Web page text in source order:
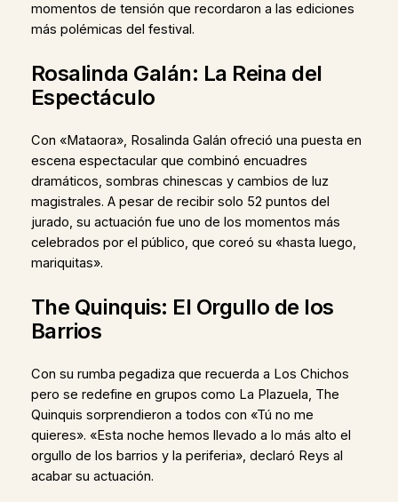
momentos de tensión que recordaron a las ediciones
más polémicas del festival.
Rosalinda Galán: La Reina del
Espectáculo
Con «Mataora», Rosalinda Galán ofreció una puesta en
escena espectacular que combinó encuadres
dramáticos, sombras chinescas y cambios de luz
magistrales. A pesar de recibir solo 52 puntos del
jurado, su actuación fue uno de los momentos más
celebrados por el público, que coreó su «hasta luego,
mariquitas».
The Quinquis: El Orgullo de los
Barrios
Con su rumba pegadiza que recuerda a Los Chichos
pero se redefine en grupos como La Plazuela, The
Quinquis sorprendieron a todos con «Tú no me
quieres». «Esta noche hemos llevado a lo más alto el
orgullo de los barrios y la periferia», declaró Reys al
acabar su actuación.